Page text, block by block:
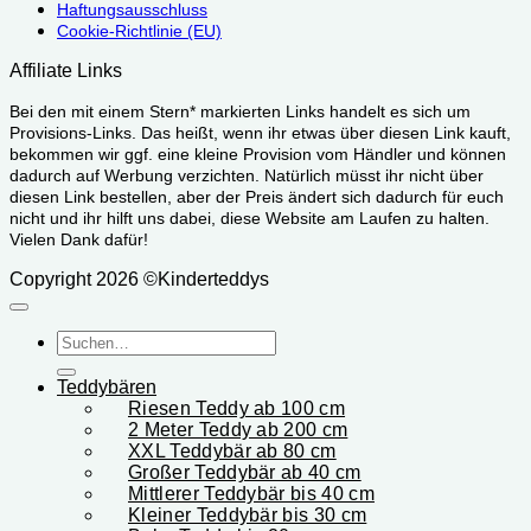
Haftungsausschluss
Cookie-Richtlinie (EU)
Affiliate Links
Bei den mit einem Stern* markierten Links handelt es sich um
Provisions-Links. Das heißt, wenn ihr etwas über diesen Link kauft,
bekommen wir ggf. eine kleine Provision vom Händler und können
dadurch auf Werbung verzichten. Natürlich müsst ihr nicht über
diesen Link bestellen, aber der Preis ändert sich dadurch für euch
nicht und ihr hilft uns dabei, diese Website am Laufen zu halten.
Vielen Dank dafür!
Copyright 2026 ©Kinderteddys
Suchen
nach:
Teddybären
Riesen Teddy ab 100 cm
2 Meter Teddy ab 200 cm
XXL Teddybär ab 80 cm
Großer Teddybär ab 40 cm
Mittlerer Teddybär bis 40 cm
Kleiner Teddybär bis 30 cm